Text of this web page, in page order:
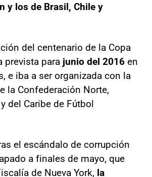
y los de Brasil, Chile y
del centenario de la Copa
prevista para junio del 2016 en
e iba a ser organizada con la
la Confederación Norte,
del Caribe de Fútbol
el escándalo de corrupción
a finales de mayo, que
de Nueva York, la